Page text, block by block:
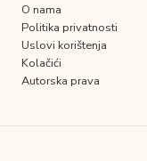
O nama
Politika privatnosti
Uslovi korištenja
Kolačići
Autorska prava